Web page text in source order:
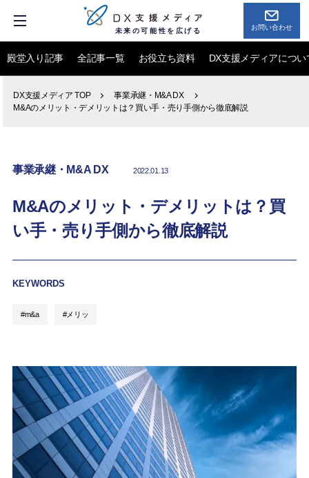
未来の可能性を広げる お問い合わせ
殿堂入り記事 全記事一覧 お役立ち資料 DX支援メディアについ
DX支援メディア TOP
事業承継・M&A DX
M&Aのメリット・デメリットは？買い手・売り手側から徹底解説
事業承継・M&A DX 2022.01.13
M&Aのメリット・デメリットは？買
い手・売り手側から徹底解説
KEYWORDS
#m&a #メリッ